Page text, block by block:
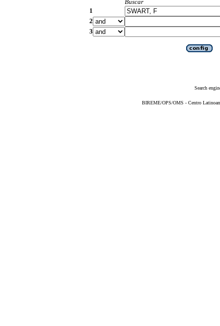
Buscar
1
2
3
Search
BIREME/OPS/OMS - Centro